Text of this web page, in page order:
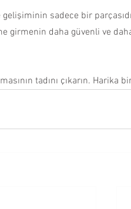
sadece bir
girmenin daha güvenli ve
tadını çıkarın. Harika